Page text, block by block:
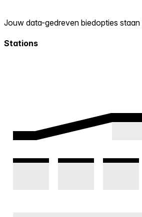
Jouw data-gedreven biedopties staan
Stations